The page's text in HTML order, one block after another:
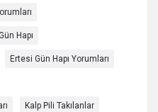
Hapı
Ertesi Gün Hapı Yorumları
Kalp Pili Takılanlar